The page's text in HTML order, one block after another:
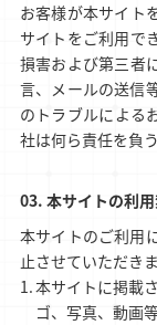
お客様が本サイト
サイトをご利用で
損害および第三者
言、メールの送信
のトラブルによる
社は何ら責任を負
本サイトの利
本サイトのご利用
止させていただきま
本サイトに掲載
ゴ、写真、動画